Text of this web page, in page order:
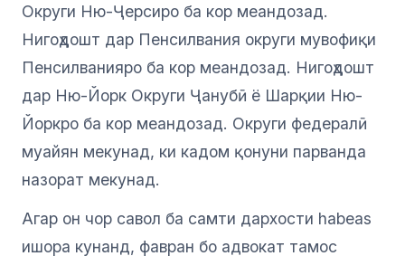
Округи Ню-Ҷерсиро ба кор меандозад.
Нигоҳдошт дар Пенсилвания округи мувофиқи
Пенсилванияро ба кор меандозад. Нигоҳдошт
дар Ню-Йорк Округи Ҷанубӣ ё Шарқии Ню-
Йоркро ба кор меандозад. Округи федералӣ
муайян мекунад, ки кадом қонуни парванда
назорат мекунад.
Агар он чор савол ба самти дархости habeas
ишора кунанд, фавран бо адвокат тамос